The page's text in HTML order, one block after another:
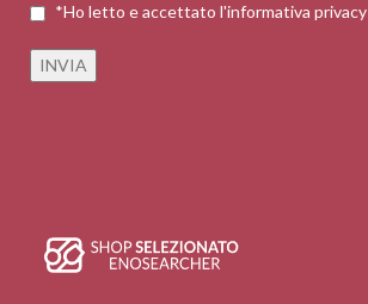
*Ho letto e accettato l'informativa privacy